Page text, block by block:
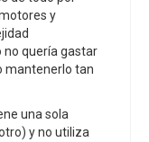
y
no quería gastar
mantenerlo tan
una sola
y no utiliza